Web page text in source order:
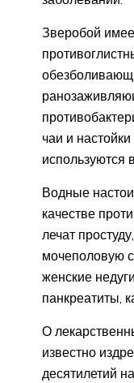
Зверобой
чаи и
используются
Водные
качестве
лечат
мочеполовую
женские
панкреатиты,
О
известно
десятилетий